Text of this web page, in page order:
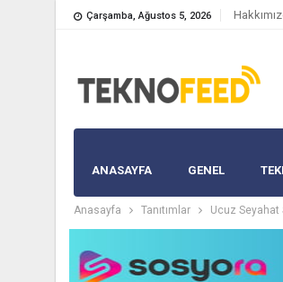
Çarşamba, Ağustos 5, 2026
ANASAYFA GENEL
Anasayfa Tanıtımlar Ucuz Seyahat